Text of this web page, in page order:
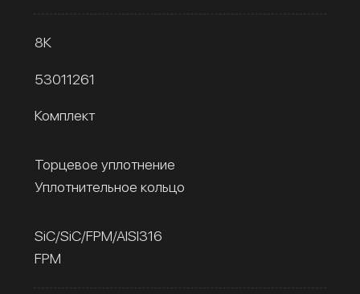
8К
53011261
Комплект
Торцевое уплотнение
Уплотнительное кольцо
SiC/SiC/FPM/AISI316
FPM